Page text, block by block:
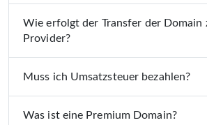
Wie erfolgt der Transfer der Domain
Provider?
Muss ich Umsatzsteuer bezahlen?
Was ist eine Premium Domain?